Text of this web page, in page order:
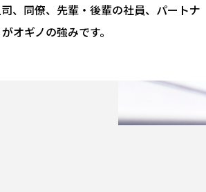
、同僚、先輩・後輩の社員、パートナ
オギノの強みです。